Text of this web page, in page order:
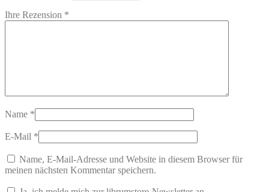
Ihre Rezension *
Name *
E-Mail *
Name, E-Mail-Adresse und Website in diesem Browser für
meinen nächsten Kommentar speichern.